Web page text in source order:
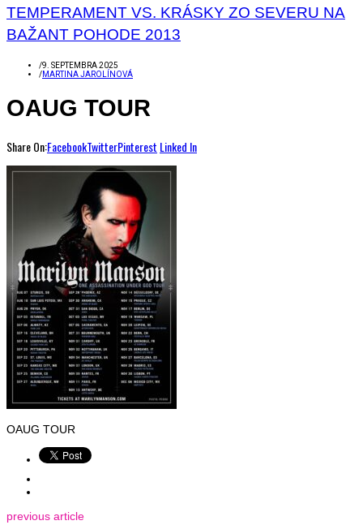
TEMPERAMENT VS. KRÁSKY ZO SEVERU NA
BAŽANT POHODE 2013
/9. SEPTEMBRA 2025
/MARTINA JAROLÍNOVÁ
OAUG TOUR
Share On:FacebookTwitterPinterest Linked In
OAUG TOUR
previous article